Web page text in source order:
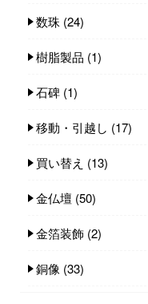
数珠 (24)
樹脂製品 (1)
石碑 (1)
移動・引越し (17)
買い替え (13)
金仏壇 (50)
金箔装飾 (2)
銅像 (33)